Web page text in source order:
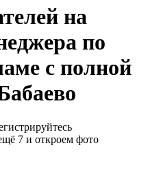
на
по
с полной
7 и откроем фото